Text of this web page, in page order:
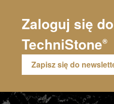
Zaloguj się
TechniStone®
Zapisz się do